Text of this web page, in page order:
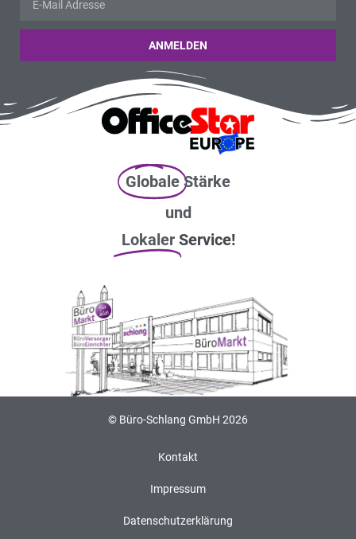
ANMELDEN
Globale Stärke
und
Lokaler Service!
© Büro-Schlang GmbH 2026
Kontakt
Impressum
Datenschutzerklärung